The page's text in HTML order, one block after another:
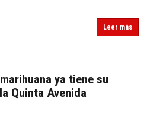
Leer más
ya tiene su
Quinta Avenida